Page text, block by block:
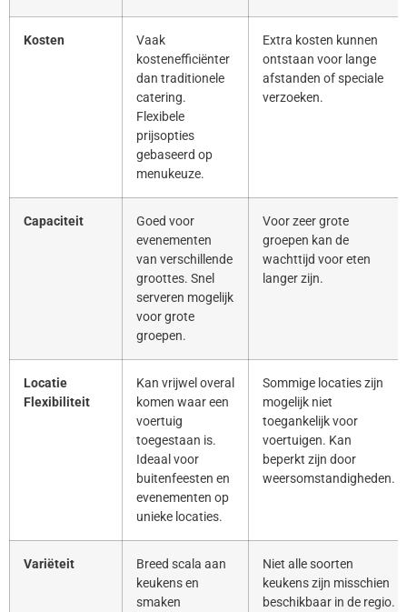
Kosten
Vaak
kostenefficiënter
dan traditionele
catering.
Flexibele
prijsopties
gebaseerd op
menukeuze.
Extra kosten kunnen
ontstaan voor lange
afstanden of speciale
verzoeken.
Capaciteit
Goed voor
evenementen
van verschillende
groottes. Snel
serveren mogelijk
voor grote
groepen.
Voor zeer grote
groepen kan de
wachttijd voor eten
langer zijn.
Locatie
Flexibiliteit
Kan vrijwel overal
komen waar een
voertuig
toegestaan is.
Ideaal voor
buitenfeesten en
evenementen op
unieke locaties.
Sommige locaties zijn
mogelijk niet
toegankelijk voor
voertuigen. Kan
beperkt zijn door
weersomstandigheden.
Variëteit
Breed scala aan
keukens en
smaken
Niet alle soorten
keukens zijn misschien
beschikbaar in de regio.